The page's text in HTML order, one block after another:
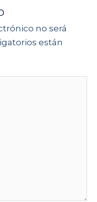
no será
están